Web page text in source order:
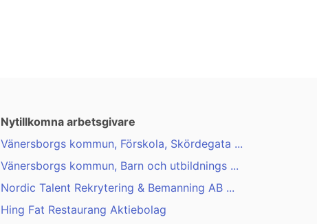
Nytillkomna arbetsgivare
Vänersborgs kommun, Förskola, Skördegata ...
Vänersborgs kommun, Barn och utbildnings ...
Nordic Talent Rekrytering & Bemanning AB ...
Hing Fat Restaurang Aktiebolag